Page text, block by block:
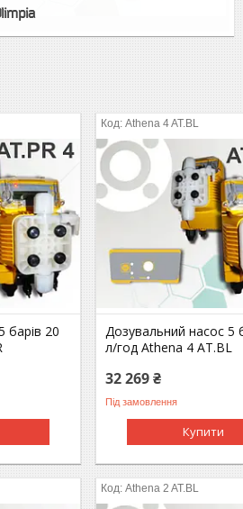
барів 20
Athena 4 AT.BL
Дозувальний насос 5
л/год Athena 4 AT.BL
32 269 ₴
Під замовлення
Купити
Athena 2 AT.BL